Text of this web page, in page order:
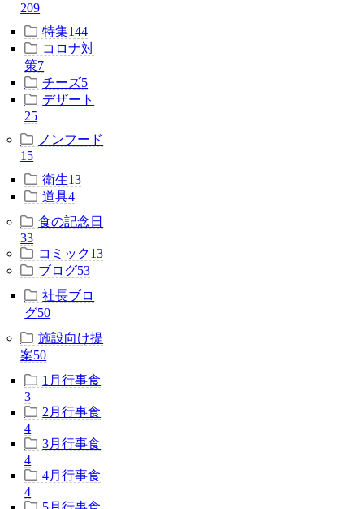
209
特集144
コロナ対
策7
チーズ5
デザート
25
ノンフード
15
衛生13
道具4
食の記念日
33
コミック13
ブログ53
社長ブロ
グ50
施設向け提
案50
1月行事食
3
2月行事食
4
3月行事食
4
4月行事食
4